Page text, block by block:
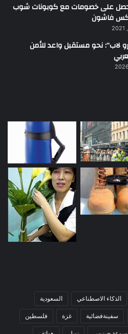
على خصومات مع كوبونات شوب
فاشون
لاب”: نحو مستقبل واعد للأمن
الذكاء الاصطناعي السعودية
سفينةفضائية غزة فلسطين